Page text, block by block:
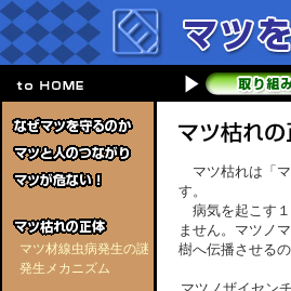
マツ材線虫病発生の謎
発生メカニズム
マツ枯れは「マ
す。
病気を起こす１
ません。マツノ
樹へ伝播させるの